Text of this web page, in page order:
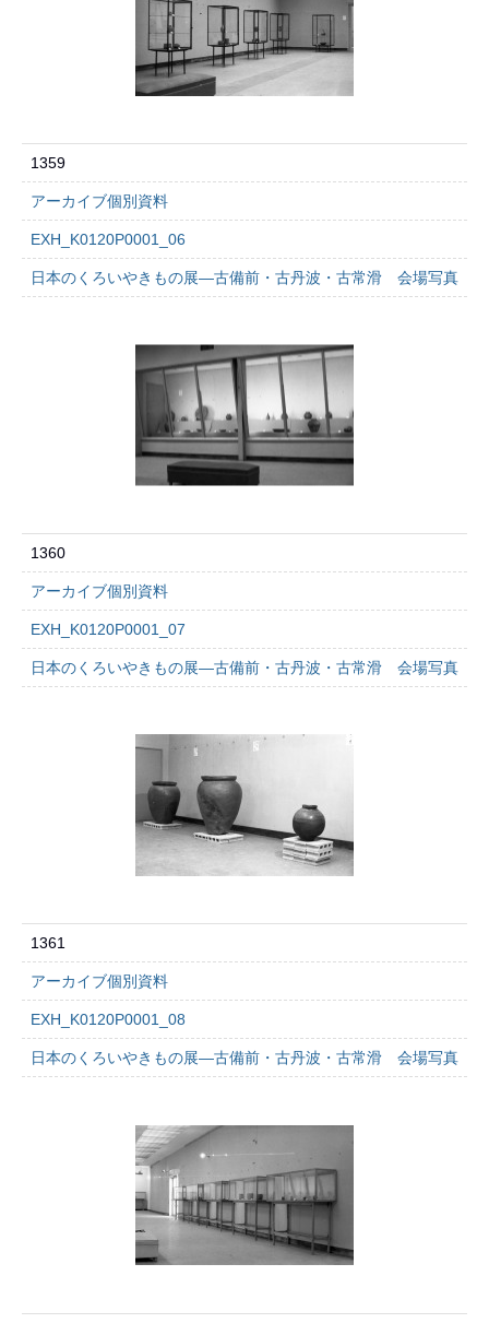
1359
アーカイブ個別資料
EXH_K0120P0001_06
日本のくろいやきもの展―古備前・古丹波・古常滑 会場写真
1360
アーカイブ個別資料
EXH_K0120P0001_07
日本のくろいやきもの展―古備前・古丹波・古常滑 会場写真
1361
アーカイブ個別資料
EXH_K0120P0001_08
日本のくろいやきもの展―古備前・古丹波・古常滑 会場写真